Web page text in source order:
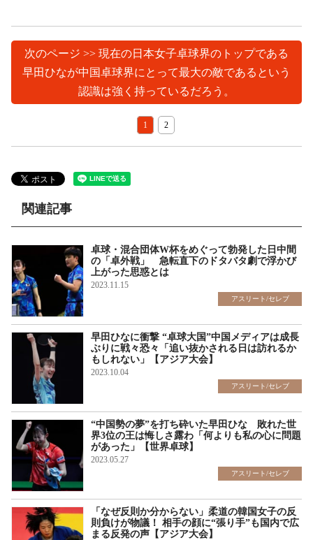
次のページ >> 現在の日本女子卓球界のトップである
早田ひなが中国卓球界にとって最大の敵であるという
認識は強く持っているだろう。
1 2
関連記事
卓球・混合団体W杯をめぐって勃発した日中間
の「卓外戦」 急転直下のドタバタ劇で浮かび
上がった思惑とは
2023.11.15
アスリート/セレブ
早田ひなに衝撃 “卓球大国”中国メディアは成長
ぶりに戦々恐々「追い抜かされる日は訪れるか
もしれない」【アジア大会】
2023.10.04
アスリート/セレブ
“中国勢の夢”を打ち砕いた早田ひな 敗れた世
界3位の王は悔しさ露わ「何よりも私の心に問題
があった」【世界卓球】
2023.05.27
アスリート/セレブ
「なぜ反則か分からない」柔道の韓国女子の反
則負けが物議！ 相手の顔に“張り手”も国内で広
まる反発の声【アジア大会】